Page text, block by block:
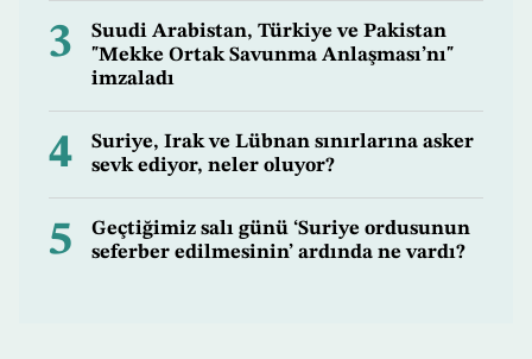
3
Suudi Arabistan, Türkiye ve Pakistan
"Mekke Ortak Savunma Anlaşması’nı"
imzaladı
4
Suriye, Irak ve Lübnan sınırlarına asker
sevk ediyor, neler oluyor?
5
Geçtiğimiz salı günü ‘Suriye ordusunun
seferber edilmesinin’ ardında ne vardı?